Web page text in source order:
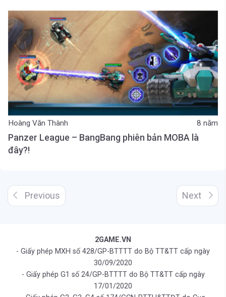
Hoàng Văn Thành 8 năm
Panzer League – BangBang phiên bản MOBA là
đây?!
Previous Next
2GAME.VN
- Giấy phép MXH số 428/GP-BTTTT do Bộ TT&TT cấp ngày
30/09/2020
- Giấy phép G1 số 24/GP-BTTTT do Bộ TT&TT cấp ngày
17/01/2020